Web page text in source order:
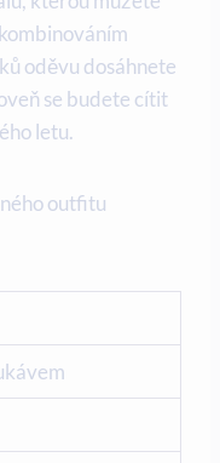
oděvu dosáhnete
se budete cítit
letu.
outfitu